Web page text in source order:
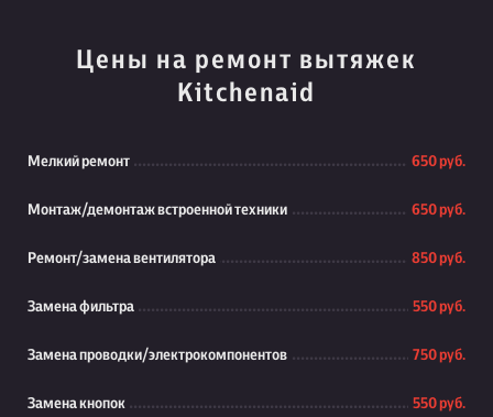
Цены на ремонт вытяжек
Kitchenaid
Мелкий ремонт 650 руб.
Монтаж/демонтаж встроенной техники 650 руб.
Ремонт/замена вентилятора 850 руб.
Замена фильтра 550 руб.
Замена проводки/электрокомпонентов 750 руб.
Замена кнопок 550 руб.